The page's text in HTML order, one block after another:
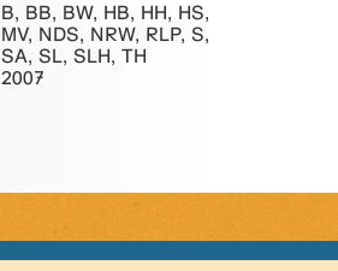
B, BB, BW, HB, HH, HS,
MV, NDS, NRW, RLP, S,
SA, SL, SLH, TH
2007